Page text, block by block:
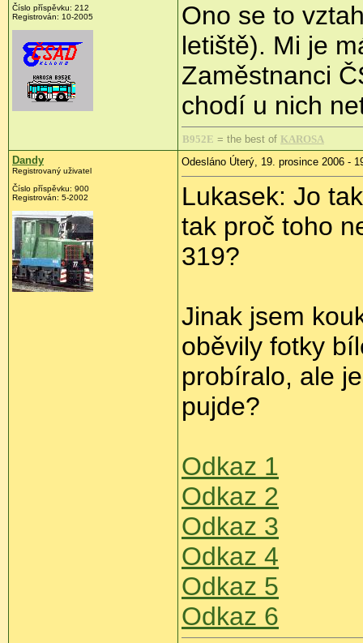
Číslo příspěvku: 212
Registrován: 10-2005
Ono se to
letiště). Mi je
Zaměstnanci
chodí u nich
B952E = the best of KAROSA
Dandy
Registrovaný uživatel
Číslo příspěvku: 900
Registrován: 5-2002
Odesláno Úterý, 19. prosince 2006 -
Lukasek: Jo
tak proč toho
319?
Jinak jsem
oběvily fotky
probíralo, ale
pujde?
Odkaz 1
Odkaz 2
Odkaz 3
Odkaz 4
Odkaz 5
Odkaz 6